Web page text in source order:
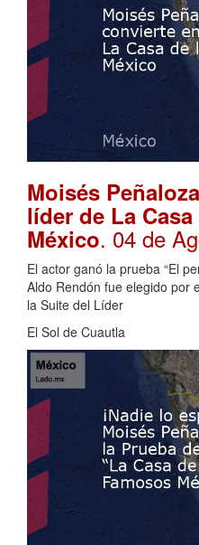
Moisés
líder de La
México. 04 de
El actor ganó la prueba “El
Aldo Rendón fue elegido por
la Suite del Líder
El Sol de Cuautla